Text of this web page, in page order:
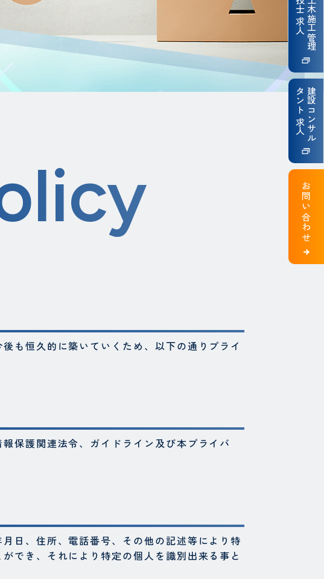
土木施工管理
技士 求人
建設コンサル
タント 求人
お問い合わせ
も恒久的に築いていくため、以下の通りプライ
保護関連法令、ガイドライン及び本プライバ
日、住所、電話番号、その他の記述等により特
でき、それにより特定の個人を識別出来る事と